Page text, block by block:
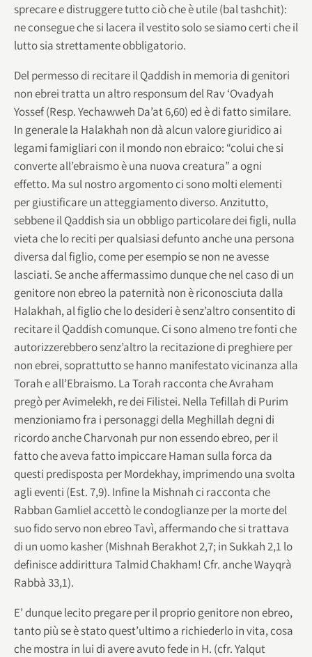
sprecare e distruggere tutto ciò che è utile (bal tashchit):
ne consegue che si lacera il vestito solo se siamo certi che il
lutto sia strettamente obbligatorio.
Del permesso di recitare il Qaddish in memoria di genitori
non ebrei tratta un altro responsum del Rav ‘Ovadyah
Yossef (Resp. Yechawweh Da’at 6,60) ed è di fatto similare.
In generale la Halakhah non dà alcun valore giuridico ai
legami famigliari con il mondo non ebraico: “colui che si
converte all’ebraismo è una nuova creatura” a ogni
effetto. Ma sul nostro argomento ci sono molti elementi
per giustificare un atteggiamento diverso. Anzitutto,
sebbene il Qaddish sia un obbligo particolare dei figli, nulla
vieta che lo reciti per qualsiasi defunto anche una persona
diversa dal figlio, come per esempio se non ne avesse
lasciati. Se anche affermassimo dunque che nel caso di un
genitore non ebreo la paternità non è riconosciuta dalla
Halakhah, al figlio che lo desideri è senz’altro consentito di
recitare il Qaddish comunque. Ci sono almeno tre fonti che
autorizzerebbero senz’altro la recitazione di preghiere per
non ebrei, soprattutto se hanno manifestato vicinanza alla
Torah e all’Ebraismo. La Torah racconta che Avraham
pregò per Avimelekh, re dei Filistei. Nella Tefillah di Purim
menzioniamo fra i personaggi della Meghillah degni di
ricordo anche Charvonah pur non essendo ebreo, per il
fatto che aveva fatto impiccare Haman sulla forca da
questi predisposta per Mordekhay, imprimendo una svolta
agli eventi (Est. 7,9). Infine la Mishnah ci racconta che
Rabban Gamliel accettò le condoglianze per la morte del
suo fido servo non ebreo Tavì, affermando che si trattava
di un uomo kasher (Mishnah Berakhot 2,7; in Sukkah 2,1 lo
definisce addirittura Talmid Chakham! Cfr. anche Wayqrà
Rabbà 33,1).
E’ dunque lecito pregare per il proprio genitore non ebreo,
tanto più se è stato quest’ultimo a richiederlo in vita, cosa
che mostra in lui di avere avuto fede in H. (cfr. Yalqut